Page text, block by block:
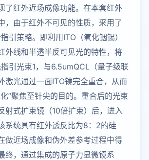
了红外近场成像功能。在本套红外
，由于红外不可见的性质，采用了
引策略。即利用ITO（氧化铟锡）
外线和半透半反可见光的特性，将
引光束1，与6.5umQCL（量子级联
激光通过一面ITO镜完全重合，从而
”聚焦至针尖的目的。重合后的光束
射式扩束镜（10倍扩束）后，进入
系统具有红外透反比为8：2的硅
做近场成像和伪外差参考过程中得
终，通过集成的原子力显微镜系